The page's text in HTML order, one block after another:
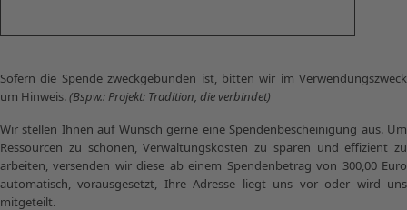
Sofern die Spende zweckgebunden ist, bitten wir im Verwendungszweck
um Hinweis.(Bspw.: Projekt: Tradition, die verbindet)
Wir stellen Ihnen auf Wunsch gerne eine Spendenbescheinigung aus. Um
Ressourcen zu schonen, Verwaltungskosten zu sparen und effizient zu
arbeiten, versenden wir diese ab einem Spendenbetrag von 300,00 Euro
automatisch, vorausgesetzt, Ihre Adresse liegt uns vor oder wird uns
mitgeteilt.